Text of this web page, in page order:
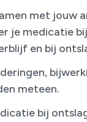
met jouw
je medicatie
en bij
meteen.
bij